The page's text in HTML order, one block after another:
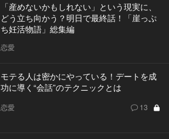
「産めないかもしれない」という現実に、
どう立ち向かう？明日で最終話！「崖っぷ
ち妊活物語」総集編
恋愛
モテる人は密かにやっている！デートを成
功に導く“会話”のテクニックとは
恋愛 13